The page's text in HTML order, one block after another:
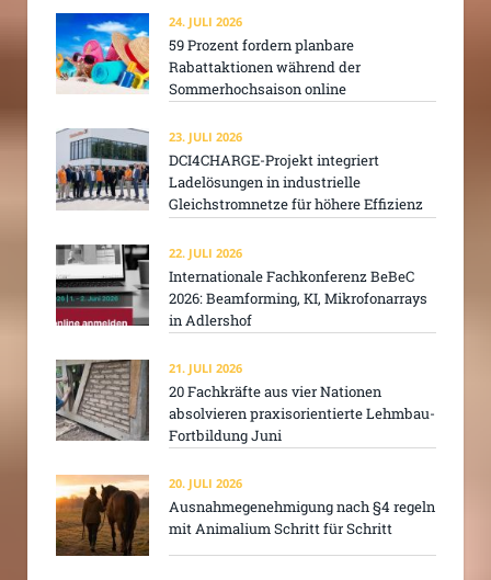
24. JULI 2026
59 Prozent fordern planbare
Rabattaktionen während der
Sommerhochsaison online
23. JULI 2026
DCI4CHARGE-Projekt integriert
Ladelösungen in industrielle
Gleichstromnetze für höhere Effizienz
22. JULI 2026
Internationale Fachkonferenz BeBeC
2026: Beamforming, KI, Mikrofonarrays
in Adlershof
21. JULI 2026
20 Fachkräfte aus vier Nationen
absolvieren praxisorientierte Lehmbau-
Fortbildung Juni
20. JULI 2026
Ausnahmegenehmigung nach §4 regeln
mit Animalium Schritt für Schritt